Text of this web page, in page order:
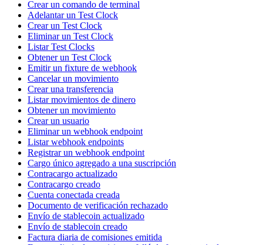
Crear un comando de terminal
Adelantar un Test Clock
Crear un Test Clock
Eliminar un Test Clock
Listar Test Clocks
Obtener un Test Clock
Emitir un fixture de webhook
Cancelar un movimiento
Crear una transferencia
Listar movimientos de dinero
Obtener un movimiento
Crear un usuario
Eliminar un webhook endpoint
Listar webhook endpoints
Registrar un webhook endpoint
Cargo único agregado a una suscripción
Contracargo actualizado
Contracargo creado
Cuenta conectada creada
Documento de verificación rechazado
Envío de stablecoin actualizado
Envío de stablecoin creado
Factura diaria de comisiones emitida